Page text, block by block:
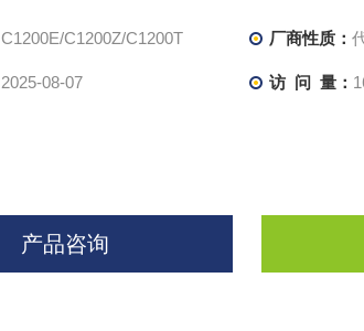
C1200E/C1200Z/C1200T 厂商性质：
2025-08-07 访 问 量：
产品咨询